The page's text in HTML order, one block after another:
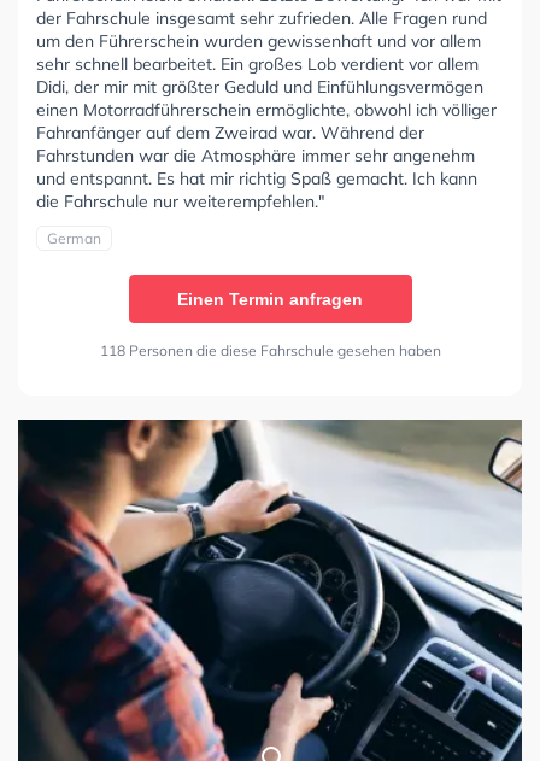
der Fahrschule insgesamt sehr zufrieden. Alle Fragen rund
um den Führerschein wurden gewissenhaft und vor allem
sehr schnell bearbeitet. Ein großes Lob verdient vor allem
Didi, der mir mit größter Geduld und Einfühlungsvermögen
einen Motorradführerschein ermöglichte, obwohl ich völliger
Fahranfänger auf dem Zweirad war. Während der
Fahrstunden war die Atmosphäre immer sehr angenehm
und entspannt. Es hat mir richtig Spaß gemacht. Ich kann
die Fahrschule nur weiterempfehlen."
German
Einen Termin anfragen
118 Personen die diese Fahrschule gesehen haben